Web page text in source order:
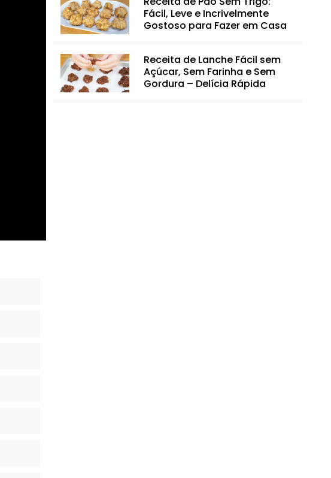
Fácil, Leve e Incrivelmente
Gostoso para Fazer em Casa
Receita de Lanche Fácil sem
Açúcar, Sem Farinha e Sem
Gordura – Delícia Rápida